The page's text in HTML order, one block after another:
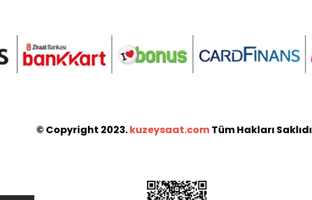
© Copyright 2023.kuzeysaat.comTüm Hakları